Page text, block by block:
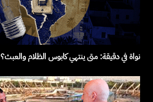
نواة في دقيقة: متى ينتهي كابوس الظلام والعبث؟